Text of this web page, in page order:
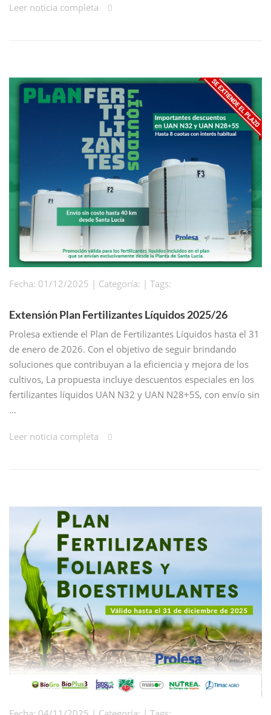
Leer noticia completa
Fecha: 01/12/2025 | Categoría: | Tags:
Extensión Plan Fertilizantes Líquidos 2025/26
Prolesa extiende el Plan de Fertilizantes Líquidos hasta el 31
de enero de 2026. Con el objetivo de seguir brindando
soluciones que contribuyan a la eficiencia y mejora de los
cultivos, La propuesta incluye descuentos especiales en los
fertilizantes líquidos UAN N32 y UAN N28+5S, con envío sin
…
Leer noticia completa